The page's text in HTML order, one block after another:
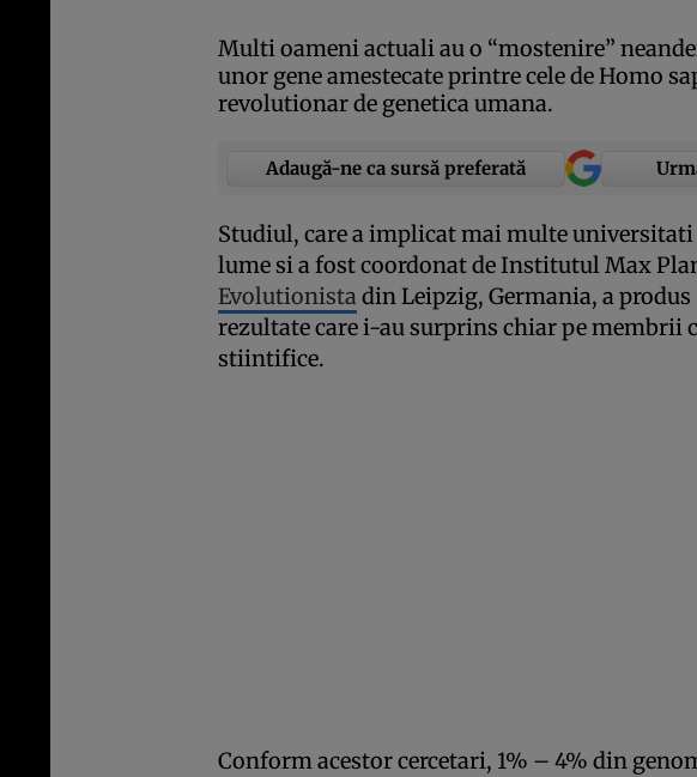
Multi oameni actuali au o “mostenire”
unor gene amestecate printre cele de Homo
revolutionar de genetica umana.
Adaugă-ne ca sursă preferată
Studiul, care a implicat mai multe
lume si a fost coordonat de Institutul Max
Evolutionista din Leipzig, Germania, a produs
rezultate care i-au surprins chiar pe membrii
stiintifice.
Conform acestor cercetari, 1% – 4% din